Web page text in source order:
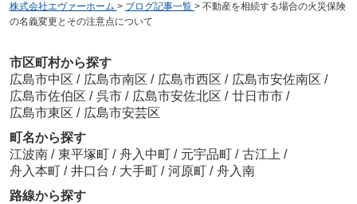
株式会社エヴァーホーム > ブログ記事一覧 > 不動産を相続する場合の火災保険
の名義変更とその注意点について
市区町村から探す
広島市中区 / 広島市南区 / 広島市西区 / 広島市安佐南区 /
広島市佐伯区 / 呉市 / 広島市安佐北区 / 廿日市市 /
広島市東区 / 広島市安芸区
町名から探す
江波南 / 東平塚町 / 舟入中町 / 元宇品町 / 古江上 /
舟入本町 / 井口台 / 大手町 / 河原町 / 舟入南
路線から探す